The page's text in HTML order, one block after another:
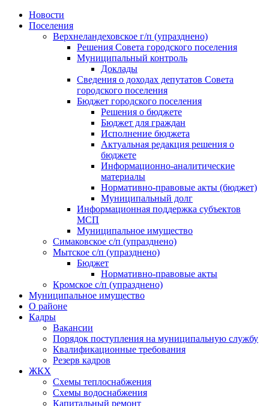
Skip
Новости
Поселения
Верхнеландеховское г/п (упразднено)
Решения Совета городского поселения
Муниципальный контроль
Доклады
Сведения о доходах депутатов Совета
городского поселения
Бюджет городского поселения
Решения о бюджете
Бюджет для граждан
Исполнение бюджета
Актуальная редакция решения о
бюджете
Информационно-аналитические
материалы
Нормативно-правовые акты (бюджет)
Муниципальный долг
Информационная поддержка субъектов
МСП
Муниципальное имущество
Симаковское с/п (упразднено)
Мытское с/п (упразднено)
Бюджет
Нормативно-правовые акты
Кромское с/п (упразднено)
Муниципальное имущество
О районе
Кадры
Вакансии
Порядок поступления на муниципальную службу
Квалификационные требования
Резерв кадров
ЖКХ
Схемы теплоснабжения
Схемы водоснабжения
Капитальный ремонт